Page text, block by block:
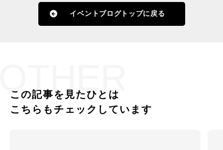
イベントブログトップに戻る
この記事を見たひとは
こちらもチェックしています